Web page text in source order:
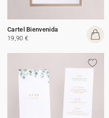
Cartel Bienvenida
19,90 €